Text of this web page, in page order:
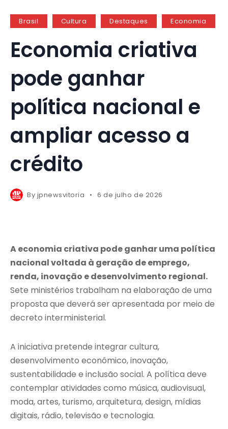
Brasil Cultura Destaques Economia
Economia criativa
pode ganhar
política nacional e
ampliar acesso a
crédito
By jpnewsvitoria 6 de julho de 2026
A economia criativa pode ganhar uma política
nacional voltada à geração de emprego,
renda, inovação e desenvolvimento regional.
Sete ministérios trabalham na elaboração de uma
proposta que deverá ser apresentada por meio de
decreto interministerial.
A iniciativa pretende integrar cultura,
desenvolvimento econômico, inovação,
sustentabilidade e inclusão social. A política deve
contemplar atividades como música, audiovisual,
moda, artes, turismo, arquitetura, design, mídias
digitais, rádio, televisão e tecnologia.